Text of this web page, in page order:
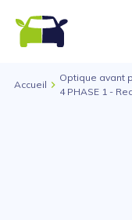
Accueil
Optique avant
4 PHASE 1 -